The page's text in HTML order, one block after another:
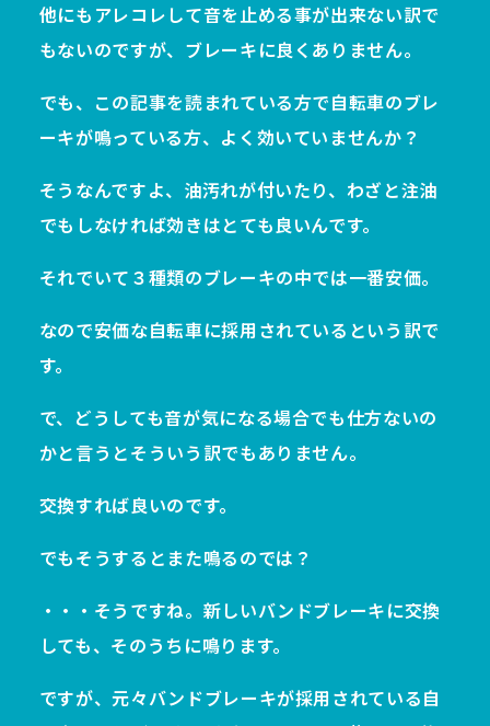
他にもアレコレして音を止める事が出来ない訳で
もないのですが、ブレーキに良くありません。
でも、この記事を読まれている方で自転車のブレ
ーキが鳴っている方、よく効いていませんか？
そうなんですよ、油汚れが付いたり、わざと注油
でもしなければ効きはとても良いんです。
それでいて３種類のブレーキの中では一番安価。
なので安価な自転車に採用されているという訳で
す。
で、どうしても音が気になる場合でも仕方ないの
かと言うとそういう訳でもありません。
交換すれば良いのです。
でもそうするとまた鳴るのでは？
・・・そうですね。新しいバンドブレーキに交換
しても、そのうちに鳴ります。
ですが、元々バンドブレーキが採用されている自